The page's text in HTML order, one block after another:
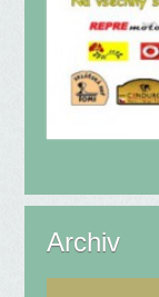
Archiv